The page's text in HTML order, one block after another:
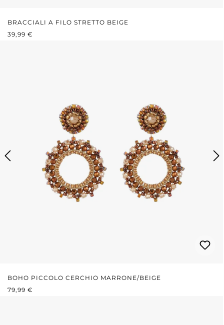
BRACCIALI A FILO STRETTO BEIGE
PREZZO NORMALE:
39,99 €
BOHO PICCOLO CERCHIO MARRONE/BEIGE
PREZZO NORMALE:
79,99 €